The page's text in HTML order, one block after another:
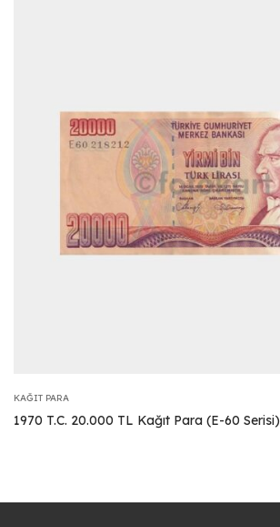
KAĞIT PARA
1970 T.C. 20.000 TL Kağıt Para (E-60 Serisi)